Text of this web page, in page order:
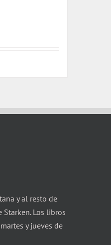
y al resto de
Starken. Los libros
y jueves de